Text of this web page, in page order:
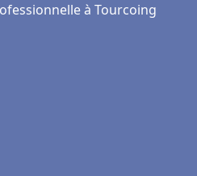
à Tourcoing